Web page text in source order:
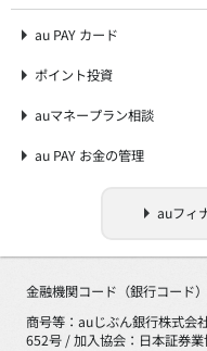
au PAY カード
ポイント投資
auマネープラン相談
au PAY お金の管理
auフィ
金融機関コード（銀行コード
商号等：auじぶん銀行株式会社 / 登録金融機関：関東財務局長（登
652号 / 加入協会：日本